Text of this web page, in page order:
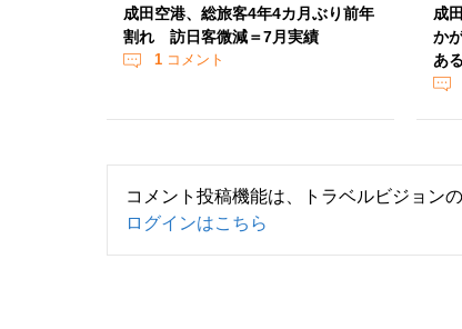
成田空港、総旅客4年4カ月ぶり前年
割れ 訪日客微減＝7月実績
1 コメント
成
か
ある
コメント投稿機能は、トラベルビジョン
ログインはこちら